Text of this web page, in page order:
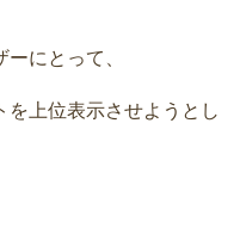
にとって、
を上位表示させようとし